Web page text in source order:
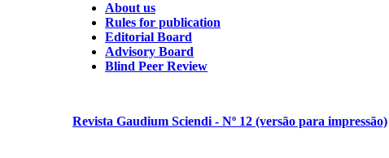
About us
Rules for publication
Editorial Board
Advisory Board
Blind Peer Review
Revista Gaudium Sciendi - Nº 12 (versão para impressão)